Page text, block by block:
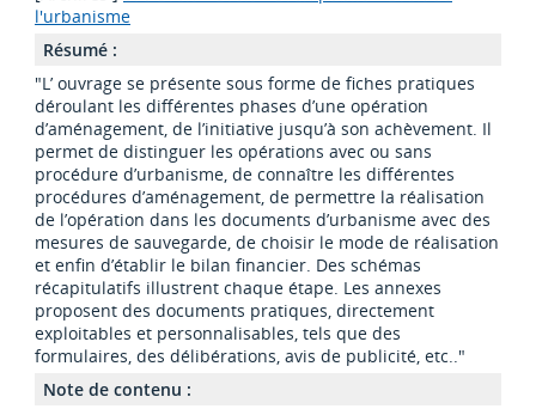
l'urbanisme
Résumé :
"L’ ouvrage se présente sous forme de fiches pratiques
déroulant les différentes phases d’une opération
d’aménagement, de l’initiative jusqu’à son achèvement. Il
permet de distinguer les opérations avec ou sans
procédure d’urbanisme, de connaître les différentes
procédures d’aménagement, de permettre la réalisation
de l’opération dans les documents d’urbanisme avec des
mesures de sauvegarde, de choisir le mode de réalisation
et enfin d’établir le bilan financier. Des schémas
récapitulatifs illustrent chaque étape. Les annexes
proposent des documents pratiques, directement
exploitables et personnalisables, tels que des
formulaires, des délibérations, avis de publicité, etc.."
Note de contenu :